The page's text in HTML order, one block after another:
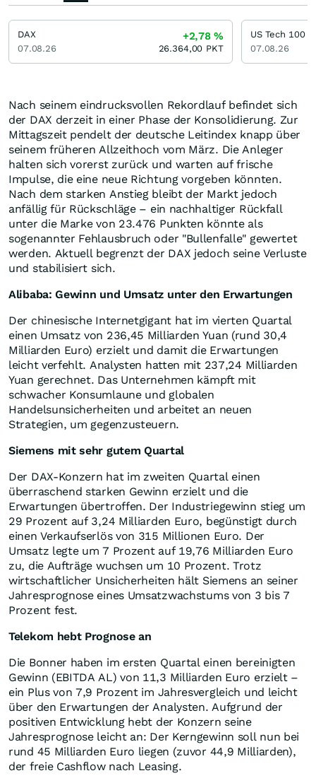
Nach seinem eindrucksvollen Rekordlauf befindet sich
der DAX derzeit in einer Phase der Konsolidierung. Zur
Mittagszeit pendelt der deutsche Leitindex knapp über
seinem früheren Allzeithoch vom März. Die Anleger
halten sich vorerst zurück und warten auf frische
Impulse, die eine neue Richtung vorgeben könnten.
Nach dem starken Anstieg bleibt der Markt jedoch
anfällig für Rückschläge – ein nachhaltiger Rückfall
unter die Marke von 23.476 Punkten könnte als
sogenannter Fehlausbruch oder "Bullenfalle" gewertet
werden. Aktuell begrenzt der DAX jedoch seine Verluste
und stabilisiert sich.
Alibaba: Gewinn und Umsatz unter den Erwartungen
Der chinesische Internetgigant hat im vierten Quartal
einen Umsatz von 236,45 Milliarden Yuan (rund 30,4
Milliarden Euro) erzielt und damit die Erwartungen
leicht verfehlt. Analysten hatten mit 237,24 Milliarden
Yuan gerechnet. Das Unternehmen kämpft mit
schwacher Konsumlaune und globalen
Handelsunsicherheiten und arbeitet an neuen
Strategien, um gegenzusteuern.
Siemens mit sehr gutem Quartal
Der DAX-Konzern hat im zweiten Quartal einen
überraschend starken Gewinn erzielt und die
Erwartungen übertroffen. Der Industriegewinn stieg um
29 Prozent auf 3,24 Milliarden Euro, begünstigt durch
einen Verkaufserlös von 315 Millionen Euro. Der
Umsatz legte um 7 Prozent auf 19,76 Milliarden Euro
zu, die Aufträge wuchsen um 10 Prozent. Trotz
wirtschaftlicher Unsicherheiten hält Siemens an seiner
Jahresprognose eines Umsatzwachstums von 3 bis 7
Prozent fest.
Telekom hebt Prognose an
Die Bonner haben im ersten Quartal einen bereinigten
Gewinn (EBITDA AL) von 11,3 Milliarden Euro erzielt –
ein Plus von 7,9 Prozent im Jahresvergleich und leicht
über den Erwartungen der Analysten. Aufgrund der
positiven Entwicklung hebt der Konzern seine
Jahresprognose leicht an: Der Kerngewinn soll nun bei
rund 45 Milliarden Euro liegen (zuvor 44,9 Milliarden),
der freie Cashflow nach Leasing.
DAX
07.08.26
+2,78%
26.364,00 PKT
US Tech 100
07.08.26